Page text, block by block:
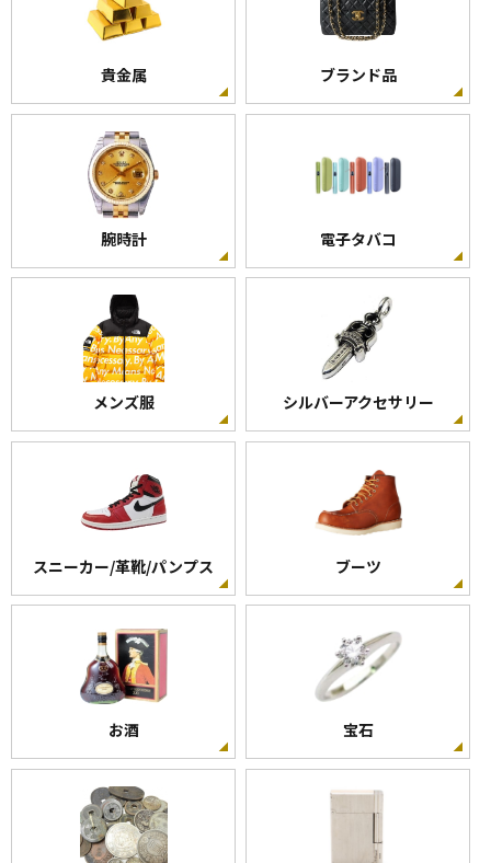
貴金属 ブランド品
腕時計 電子タバコ
メンズ服 シルバーアクセサリー
スニーカー/革靴/パンプス ブーツ
お酒 宝石